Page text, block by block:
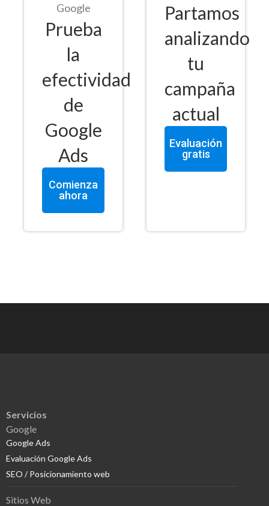
Google
Prueba
la
efectividad
de
Google
Ads
Comienza
ahora
Partamos
analizando
tu
campaña
actual
Evaluación
gratis
Servicios
Google
Google Ads
Evaluación Google Ads
SEO / Posicionamiento web
Sitios Web